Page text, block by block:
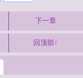
下一章
回顶部↑